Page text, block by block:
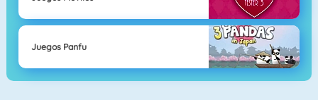
Juegos Panfu